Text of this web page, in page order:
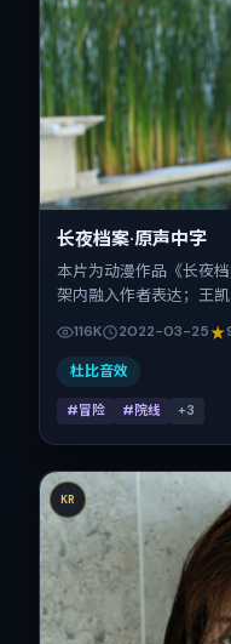
长夜档案·原声中字
本片为动漫作品《长夜
架内融入作者表达；王
景为中国大陆。上映时
2022-03-25），全片
116K 2022-03-25
杜比音效
#冒险 #院线 +3
KR